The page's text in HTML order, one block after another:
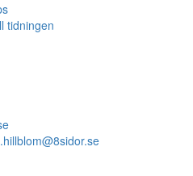
tidningen